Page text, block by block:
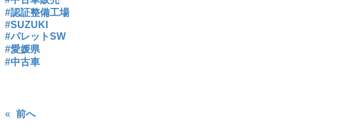
#認証整備工場
#SUZUKI
#パレットSW
#愛媛県
#中古車
« 前へ